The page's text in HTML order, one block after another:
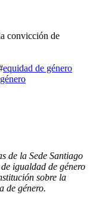
convicción de
equidad de género
de la Sede Santiago
igualdad de género
sobre la
de género.